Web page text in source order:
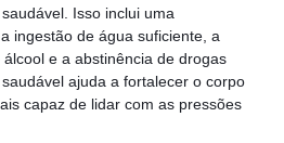
Isso inclui uma
ingestão de água suficiente, a
e a abstinência de drogas
ajuda a fortalecer o corpo
capaz de lidar com as pressões